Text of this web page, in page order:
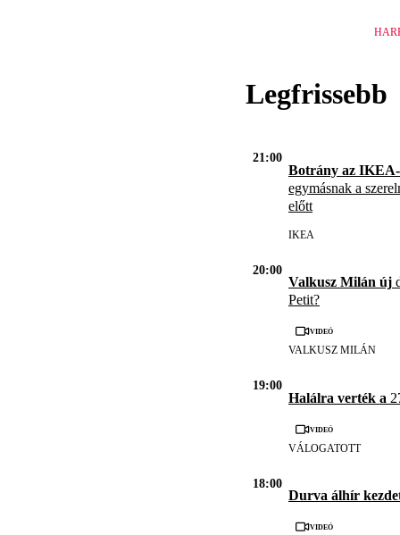
Legfrissebb
21:00
Botrány az
egymásnak a
előtt
IKEA
20:00
Valkusz Milán új
Petit?
Videó
VALKUSZ MILÁN
19:00
Halálra verték a
Videó
VÁLOGATOTT
18:00
Durva álhír
Videó